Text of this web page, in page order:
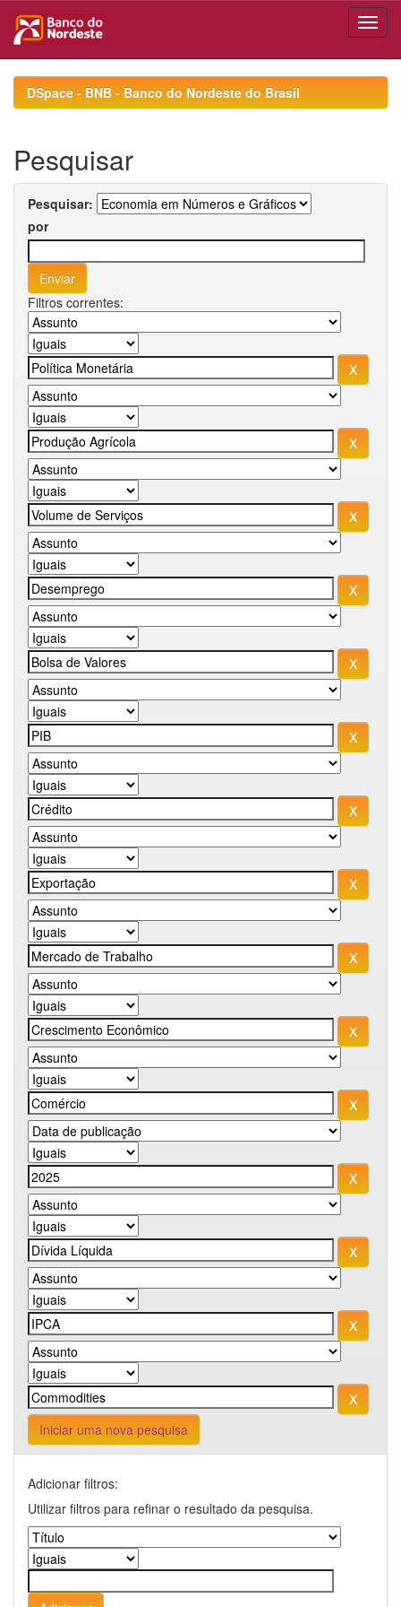
navigationDSpace - BNB - Banco do Nordeste do Brasil
Pesquisar
Pesquisar:
por
Filtros correntes:
Iniciar uma nova pesquisa
Adicionar filtros:
Utilizar filtros para refinar o resultado da pesquisa.